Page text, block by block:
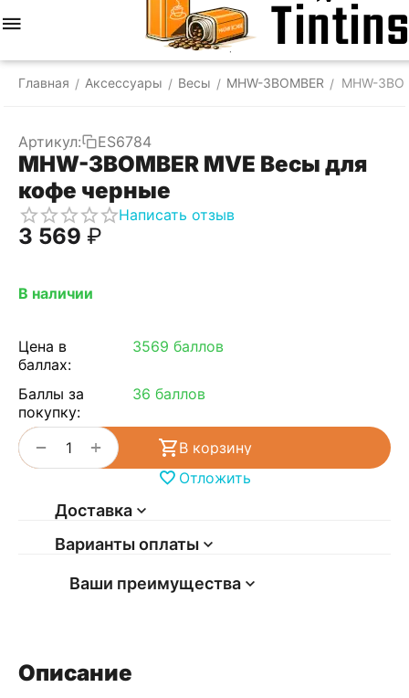
Главная / Аксессуары / Весы / MHW-3BOMBER / MHW-
Артикул: ES6784
MHW-3BOMBER MVE Весы для
кофе черные
Написать отзыв
3 569 ₽
В наличии
Цена в
баллах:
3569 баллов
Баллы за
покупку:
36 баллов
+
−
В корзину
Отложить
Доставка
Варианты оплаты
Ваши преимущества
Описание
Корзина Отложенные
товары
Аккаунт